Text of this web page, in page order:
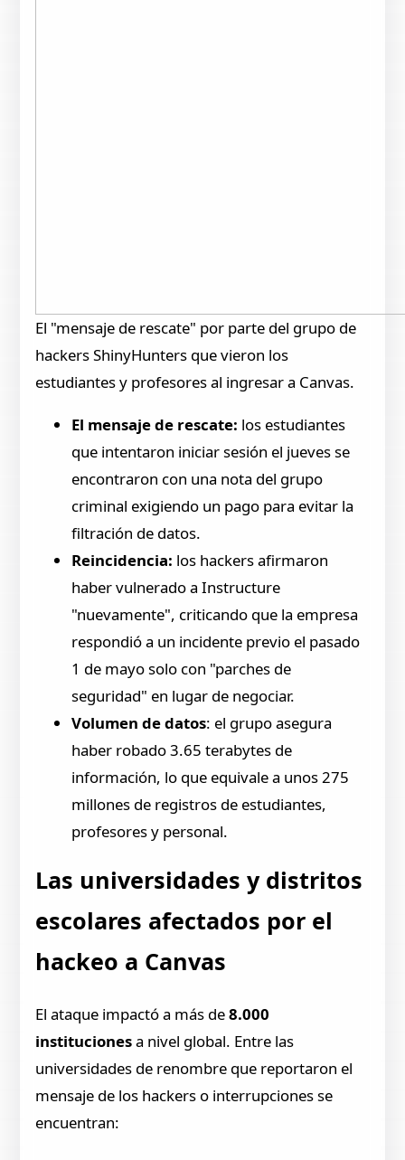
El "mensaje de rescate" por parte del grupo de
hackers ShinyHunters que vieron los
estudiantes y profesores al ingresar a Canvas.
El mensaje de rescate: los estudiantes
que intentaron iniciar sesión el jueves se
encontraron con una nota del grupo
criminal exigiendo un pago para evitar la
filtración de datos.
Reincidencia: los hackers afirmaron
haber vulnerado a Instructure
"nuevamente", criticando que la empresa
respondió a un incidente previo el pasado
1 de mayo solo con "parches de
seguridad" en lugar de negociar.
Volumen de datos: el grupo asegura
haber robado 3.65 terabytes de
información, lo que equivale a unos 275
millones de registros de estudiantes,
profesores y personal.
Las universidades y distritos
escolares afectados por el
hackeo a Canvas
El ataque impactó a más de8.000
institucionesa nivel global. Entre las
universidades de renombre que reportaron el
mensaje de los hackers o interrupciones se
encuentran: